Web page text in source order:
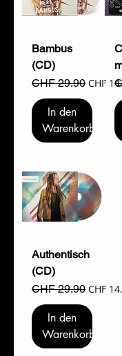
Bambus
(CD)
Standardpreis
CHF 29.90 Sale-
CHF
In den
Warenkorb
Authentisch
(CD)
Standardpreis
CHF 29.90 Sale-
CHF
In den
Warenkorb